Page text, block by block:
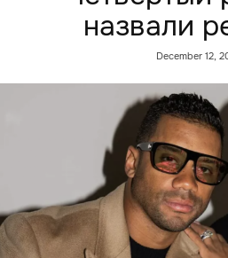
назвали
December 12,